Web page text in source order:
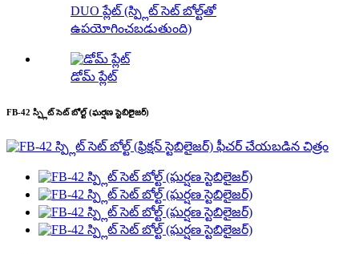
DUO ప్లేట్ (స్ప్లిట్ సెట్ బోల్ట్‌తో
ఉపయోగించబడుతుంది)
డోమ్ ప్లేట్
FB-42 స్ప్లిట్ సెట్ బోల్ట్ (ఘర్షణ స్టెబిలైజర్)